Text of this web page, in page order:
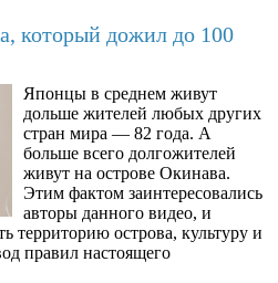
который дожил до 100
Японцы в среднем живут
дольше жителей любых других
стран мира — 82 года. А
больше всего долгожителей
живут на острове Окинава.
Этим фактом заинтересовались
авторы данного видео, и
территорию острова, культуру и
правил настоящего